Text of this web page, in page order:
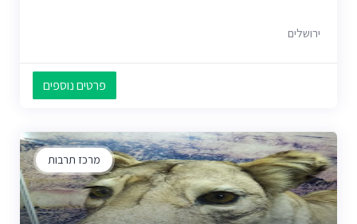
ירושלים
פרטים נוספים
מרכז תרבות